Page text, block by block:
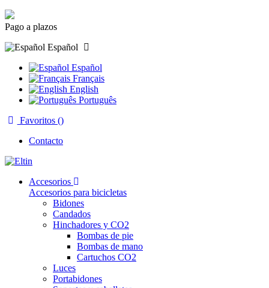
Pago a plazos
Español
Español
Français
English
Português
Favoritos ()
Contacto
Accesorios
Accesorios para bicicletas
Bidones
Candados
Hinchadores y CO2
Bombas de pie
Bombas de mano
Cartuchos CO2
Luces
Portabidones